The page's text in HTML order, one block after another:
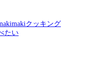
クッキング
たい